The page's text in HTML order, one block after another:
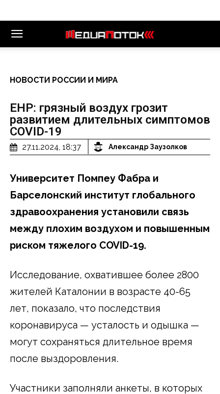
НОВОСТИ РОССИИ И МИРА
EHP: грязный воздух грозит
развитием длительных симптомов
COVID-19
27.11.2024, 18:37 Александр Заузолков
Университет Помпеу Фабра и
Барселонский институт глобального
здравоохранения установили связь
между плохим воздухом и повышенным
риском тяжелого COVID-19.
Исследование, охватившее более 2800
жителей Каталонии в возрасте 40-65
лет, показало, что последствия
коронавируса — усталость и одышка —
могут сохраняться длительное время
после выздоровления.
Участники заполняли анкеты, в которых